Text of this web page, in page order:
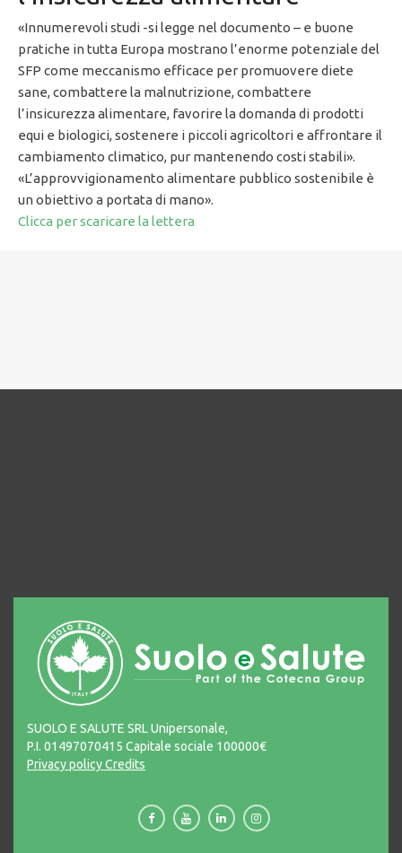
«Innumerevoli studi -si legge nel documento – e buone
pratiche in tutta Europa mostrano l’enorme potenziale del
SFP come meccanismo efficace per promuovere diete
sane, combattere la malnutrizione, combattere
l’insicurezza alimentare, favorire la domanda di prodotti
equi e biologici, sostenere i piccoli agricoltori e affrontare il
cambiamento climatico, pur mantenendo costi stabili».
«L’approvvigionamento alimentare pubblico sostenibile è
un obiettivo a portata di mano».
Clicca per scaricare la lettera
SUOLO E SALUTE SRL Unipersonale,
P.I. 01497070415 Capitale sociale 100000€
Privacy policyCredits